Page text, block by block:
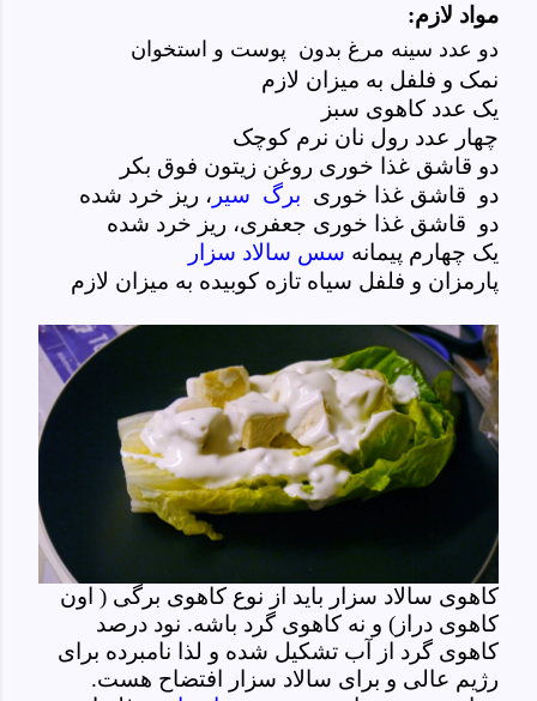
مواد لازم:
دو عدد سینه مرغ بدون پوست و استخوان
نمک و فلفل به میزان لازم
یک عدد کاهوی سبز
چهار عدد رول نان نرم کوچک
دو قاشق غذا خوری روغن زیتون فوق بکر
دو قاشق غذا خوری برگ سیر ، ریز خرد شده
دو قاشق غذا خوری جعفری، ریز خرد شده
یک چهارم پیمانه سس سالاد سزار
پارمزان و فلفل سیاه تازه کوبیده به میزان لازم
کاهوی سالاد سزار باید از نوع کاهوی برگی ( اون
کاهوی دراز) و نه کاهوی گرد باشه. نود درصد
کاهوی گرد از آب تشکیل شده و لذا نامبرده برای
رژیم عالی و برای سالاد سزار افتضاح هست.